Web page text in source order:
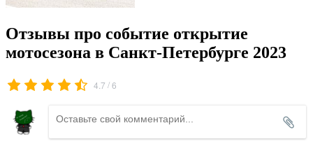
Отзывы про событие открытие
мотосезона в Санкт-Петербурге 2023
4.7 /6